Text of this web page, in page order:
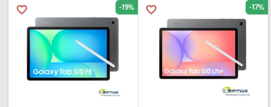
favorite_border -17%
favorite_border -19%